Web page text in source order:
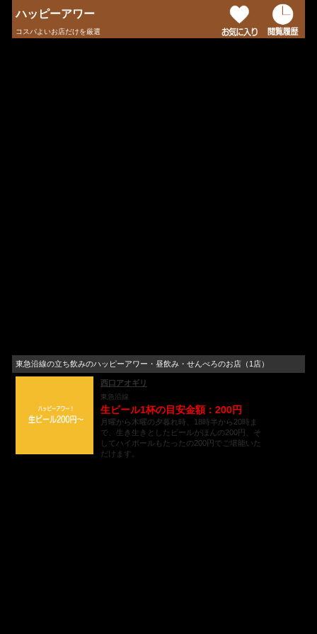
ハッピーアワー
コスパよいお店だけを厳選
東急沿線の立ち飲みのハッピーアワー・昼飲み・せんべろのお店（1店）
西口アオギリ
東急沿線
生ビール1杯の目安金額：200円
月曜から木曜の夕暮れ時、18時半から20時ま
で、生き生きとしたビールがほんの200円、そ
してハイボールもたったの200円でご堪能いた
だけます。